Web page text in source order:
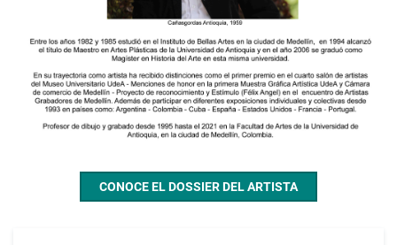
CONOCE EL DOSSIER DEL ARTISTA